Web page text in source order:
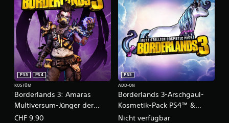
Borderlands 3: Amaras
Multiversum-Jünger der
Kammer-Kosmetik-Pack
PS5
PS4
KOSTÜM
CHF 9.90
Borderlands 3-Arschgaul-
Kosmetik-Pack PS4™ &
PS5™
PS5
ADD-ON
Nicht verfügbar